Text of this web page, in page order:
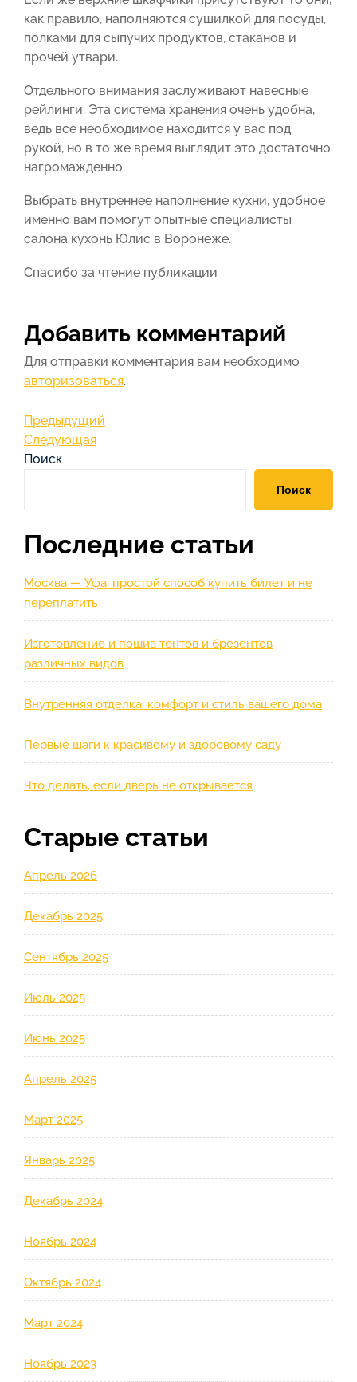
как правило, наполняются сушилкой для посуды,
полками для сыпучих продуктов, стаканов и
прочей утвари.
Отдельного внимания заслуживают навесные
рейлинги. Эта система хранения очень удобна,
ведь все необходимое находится у вас под
рукой, но в то же время выглядит это достаточно
нагромажденно.
Выбрать внутреннее наполнение кухни, удобное
именно вам помогут опытные специалисты
салона кухонь Юлис в Воронеже.
Спасибо за чтение публикации
Добавить комментарий
Для отправки комментария вам необходимо
авторизоваться.
Навигация
по
Предыдущая
запись
Предыдущий
Следующая
запись
Следующая
Поиск
Поиск
Последние статьи
Москва — Уфа: простой способ купить билет и не
переплатить
Изготовление и пошив тентов и брезентов
различных видов
Внутренняя отделка: комфорт и стиль вашего дома
Первые шаги к красивому и здоровому саду
Что делать, если дверь не открывается
Старые статьи
Апрель 2026
Декабрь 2025
Сентябрь 2025
Июль 2025
Июнь 2025
Апрель 2025
Март 2025
Январь 2025
Декабрь 2024
Ноябрь 2024
Октябрь 2024
Март 2024
Ноябрь 2023